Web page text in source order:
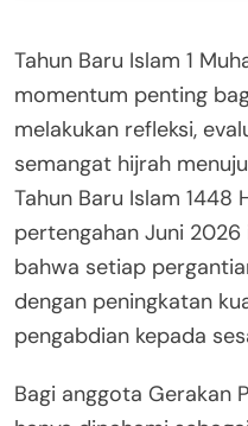
Tahun Baru Islam 1
momentum penting
melakukan refleksi,
semangat hijrah
Tahun Baru Islam 1448
pertengahan Juni
bahwa setiap
dengan peningkatan
pengabdian kepada
Bagi anggota Gerakan